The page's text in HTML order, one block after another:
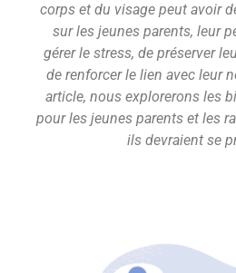
corps et du visage peut avoir
sur les jeunes parents, leur
gérer le stress, de préserver
de renforcer le lien avec leur
article, nous explorerons les
pour les jeunes parents et les
ils devraient se